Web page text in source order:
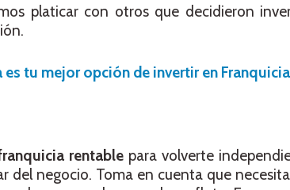
platicar con otros que decidieron
tu mejor opción de invertir en
rentable para volverte
del negocio. Toma en cuenta que